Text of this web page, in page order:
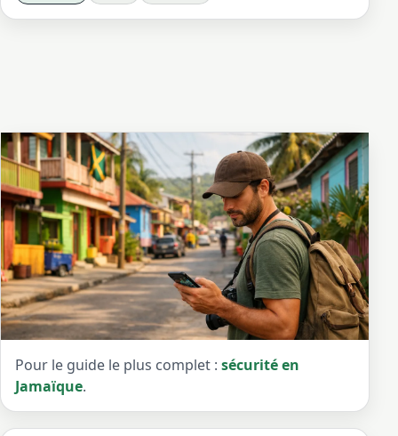
Pour le guide le plus complet : sécurité en
Jamaïque.